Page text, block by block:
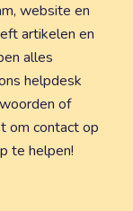
website en
artikelen en
alles
helpdesk
of
om contact op
te helpen!